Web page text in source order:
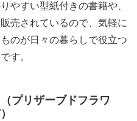
やすい型紙付きの書籍や、
売されているので、気軽に
のが日々の暮らしで役立つ
す。
プリザーブドフラワ